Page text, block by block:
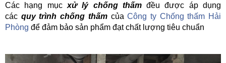
Các hạng mục xử lý chống thấmđều được áp dụng
các quy trình chống thấmcủaCông ty Chống thấm Hải
Phòng để đảm bảo sản phẩm đạt chất lượng tiêu chuẩn